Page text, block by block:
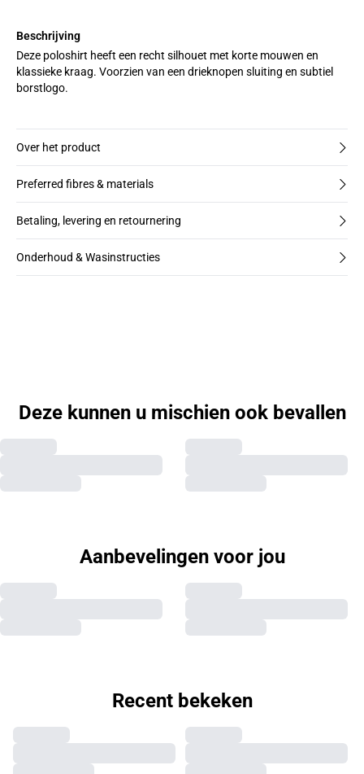
Beschrijving
Deze poloshirt heeft een recht silhouet met korte mouwen en
klassieke kraag. Voorzien van een drieknopen sluiting en subtiel
borstlogo.
Over het product
Preferred fibres & materials
Betaling, levering en retournering
Onderhoud & Wasinstructies
Deze kunnen u mischien ook bevallen
Aanbevelingen voor jou
Recent bekeken